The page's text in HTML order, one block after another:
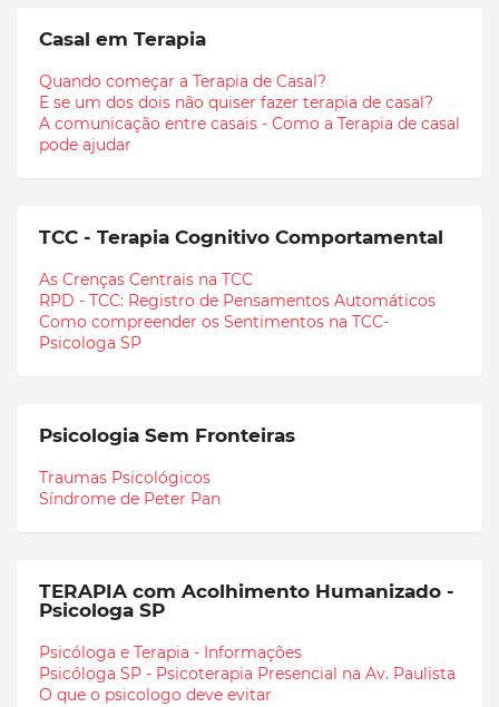
Casal em Terapia
Quando começar a Terapia de Casal?
E se um dos dois não quiser fazer terapia de casal?
A comunicação entre casais - Como a Terapia de casal
pode ajudar
TCC - Terapia Cognitivo Comportamental
As Crenças Centrais na TCC
RPD - TCC: Registro de Pensamentos Automáticos
Como compreender os Sentimentos na TCC-
Psicologa SP
Psicologia Sem Fronteiras
Traumas Psicológicos
Síndrome de Peter Pan
TERAPIA com Acolhimento Humanizado -
Psicologa SP
Psicóloga e Terapia - Informações
Psicóloga SP - Psicoterapia Presencial na Av. Paulista
O que o psicologo deve evitar